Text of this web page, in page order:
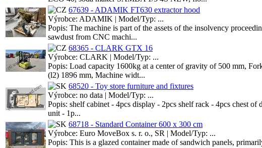
67639 - ADAMIK FT630 extractor hood
Výrobce: ADAMIK | Model/Typ: ...
Popis: The machine is part of the assets of the insolvency
sawdust from CNC machi...
68365 - CLARK GTX 16
Výrobce: CLARK | Model/Typ: ...
Popis: Load capacity 1600kg at a center of gravity of 500 mm,
(l2) 1896 mm, Machine widt...
68520 - Toy store furniture and fixtures
Výrobce: no data | Model/Typ: ...
Popis: shelf cabinet - 4pcs display - 2pcs shelf rack - 4pcs chest
unit - 1p...
68718 - Standard Container 600 x 300 cm
Výrobce: Euro MoveBox s. r. o., SR | Model/Typ: ...
Popis: This is a glazed container made of sandwich panels,